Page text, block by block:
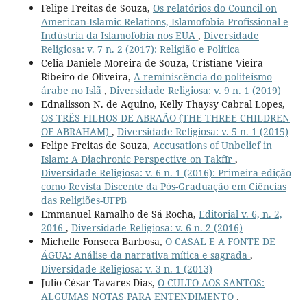
Felipe Freitas de Souza, Os relatórios do Council on
American-Islamic Relations, Islamofobia Profissional e
Indústria da Islamofobia nos EUA , Diversidade
Religiosa: v. 7 n. 2 (2017): Religião e Política
Celia Daniele Moreira de Souza, Cristiane Vieira
Ribeiro de Oliveira, A reminiscência do politeísmo
árabe no Islã , Diversidade Religiosa: v. 9 n. 1 (2019)
Ednalisson N. de Aquino, Kelly Thaysy Cabral Lopes,
OS TRÊS FILHOS DE ABRAÃO (THE THREE CHILDREN
OF ABRAHAM) , Diversidade Religiosa: v. 5 n. 1 (2015)
Felipe Freitas de Souza, Accusations of Unbelief in
Islam: A Diachronic Perspective on Takfīr ,
Diversidade Religiosa: v. 6 n. 1 (2016): Primeira edição
como Revista Discente da Pós-Graduação em Ciências
das Religiões-UFPB
Emmanuel Ramalho de Sá Rocha, Editorial v. 6, n. 2,
2016 , Diversidade Religiosa: v. 6 n. 2 (2016)
Michelle Fonseca Barbosa, O CASAL E A FONTE DE
ÁGUA: Análise da narrativa mítica e sagrada ,
Diversidade Religiosa: v. 3 n. 1 (2013)
Julio César Tavares Dias, O CULTO AOS SANTOS:
ALGUMAS NOTAS PARA ENTENDIMENTO ,